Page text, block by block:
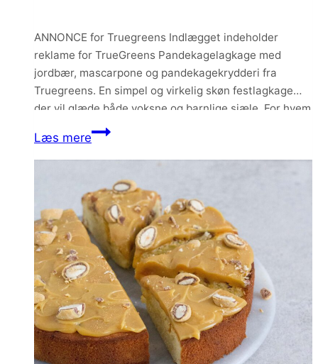
ANNONCE for Truegreens Indlægget indeholder
reklame for TrueGreens Pandekagelagkage med
jordbær, mascarpone og pandekagekrydderi fra
Truegreens. En simpel og virkelig skøn festlagkage
der vil glæde både voksne og barnlige sjæle. For hvem
er ikke vild med sådan en stak pandekager og så i
lagkageform?
Læs merePandekagelagkage
og
mascarpone